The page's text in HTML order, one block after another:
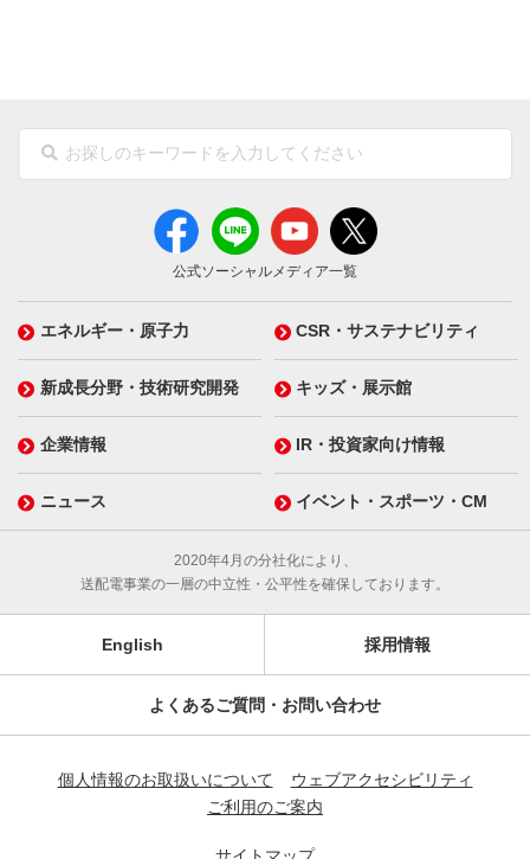
公式ソーシャルメディア一覧
エネルギー・原子力 CSR・サステナビリティ
新成長分野・技術研究開発 キッズ・展示館
企業情報 IR・投資家向け情報
ニュース イベント・スポーツ・CM
2020年4月の分社化により、
送配電事業の一層の中立性・公平性を確保しております。
English 採用情報
よくあるご質問・お問い合わせ
個人情報のお取扱いについて
ウェブアクセシビリティ
ご利用のご案内